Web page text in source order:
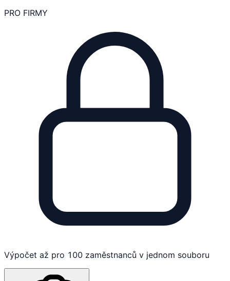
PRO FIRMY
Výpočet až pro 100 zaměstnanců v jednom souboru